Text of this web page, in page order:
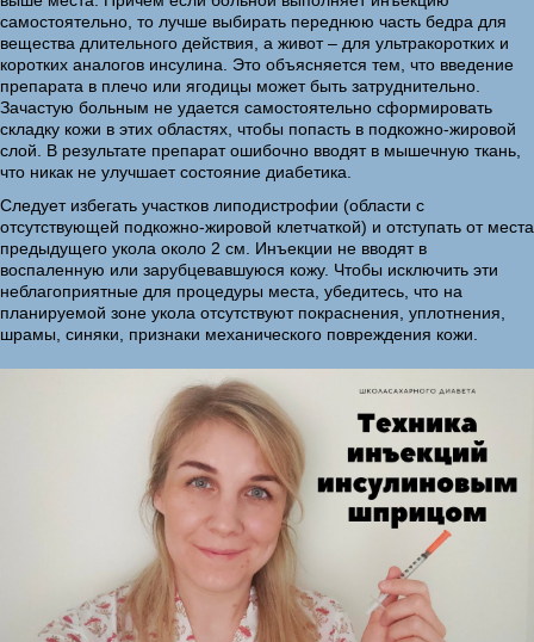
самостоятельно, то лучше выбирать переднюю часть бедра для
вещества длительного действия, а живот – для ультракоротких и
коротких аналогов инсулина. Это объясняется тем, что введение
препарата в плечо или ягодицы может быть затруднительно.
Зачастую больным не удается самостоятельно сформировать
складку кожи в этих областях, чтобы попасть в подкожно-жировой
слой. В результате препарат ошибочно вводят в мышечную ткань,
что никак не улучшает состояние диабетика.
Следует избегать участков липодистрофии (области с
отсутствующей подкожно-жировой клетчаткой) и отступать от места
предыдущего укола около 2 см. Инъекции не вводят в
воспаленную или зарубцевавшуюся кожу. Чтобы исключить эти
неблагоприятные для процедуры места, убедитесь, что на
планируемой зоне укола отсутствуют покраснения, уплотнения,
шрамы, синяки, признаки механического повреждения кожи.